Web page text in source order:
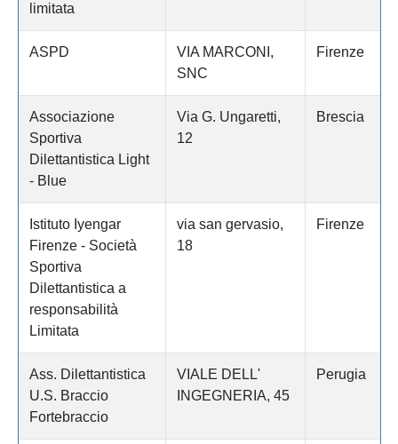
limitata
ASPD
VIA MARCONI,
SNC
Firenze
Associazione
Sportiva
Dilettantistica Light
- Blue
Via G. Ungaretti,
12
Brescia
Istituto Iyengar
Firenze - Società
Sportiva
Dilettantistica a
responsabilità
Limitata
via san gervasio,
18
Firenze
Ass. Dilettantistica
U.S. Braccio
Fortebraccio
VIALE DELL'
INGEGNERIA, 45
Perugia